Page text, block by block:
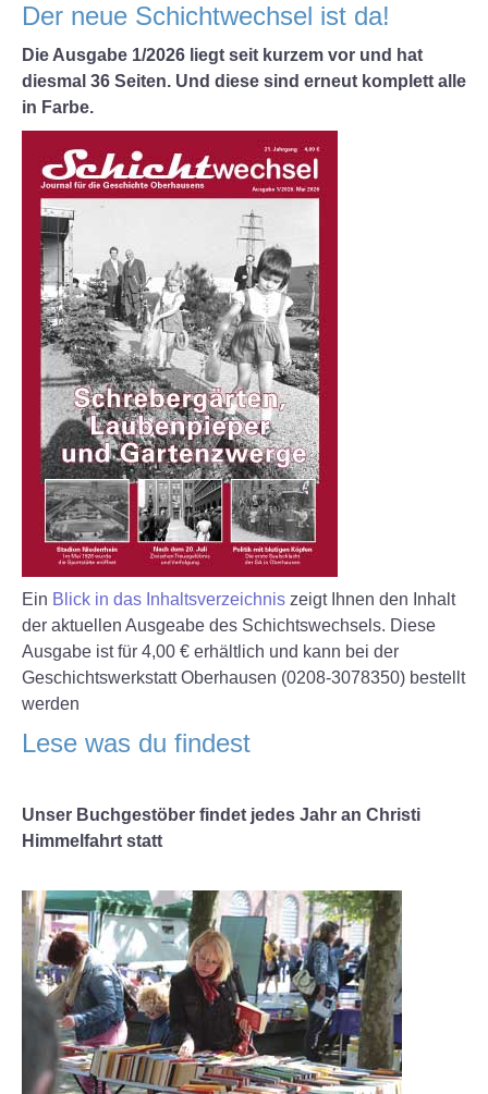
Der neue Schichtwechsel ist da!
Die Ausgabe 1/2026 liegt seit kurzem vor und hat
diesmal 36 Seiten. Und diese sind erneut komplett alle
in Farbe.
Ein Blick in das Inhaltsverzeichnis zeigt Ihnen den Inhalt
der aktuellen Ausgeabe des Schichtswechsels. Diese
Ausgabe ist für 4,00 € erhältlich und kann bei der
Geschichtswerkstatt Oberhausen (0208-3078350) bestellt
werden
Lese was du findest
Unser Buchgestöber findet jedes Jahr an Christi
Himmelfahrt statt